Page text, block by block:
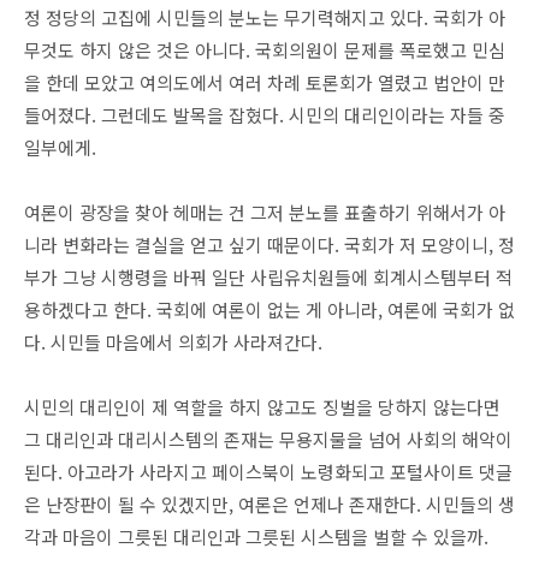
정 정당의 고집에 시민들의 분노는 무기력해지고 있다. 국회가 아
무것도 하지 않은 것은 아니다. 국회의원이 문제를 폭로했고 민심
을 한데 모았고 여의도에서 여러 차례 토론회가 열렸고 법안이 만
들어졌다. 그런데도 발목을 잡혔다. 시민의 대리인이라는 자들 중
일부에게.
여론이 광장을 찾아 헤매는 건 그저 분노를 표출하기 위해서가 아
니라 변화라는 결실을 얻고 싶기 때문이다. 국회가 저 모양이니, 정
부가 그냥 시행령을 바꿔 일단 사립유치원들에 회계시스템부터 적
용하겠다고 한다. 국회에 여론이 없는 게 아니라, 여론에 국회가 없
다. 시민들 마음에서 의회가 사라져간다.
시민의 대리인이 제 역할을 하지 않고도 징벌을 당하지 않는다면
그 대리인과 대리시스템의 존재는 무용지물을 넘어 사회의 해악이
된다. 아고라가 사라지고 페이스북이 노령화되고 포털사이트 댓글
은 난장판이 될 수 있겠지만, 여론은 언제나 존재한다. 시민들의 생
각과 마음이 그릇된 대리인과 그릇된 시스템을 벌할 수 있을까.